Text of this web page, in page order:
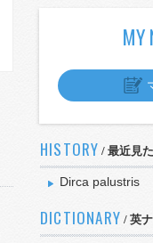
MY
HISTORY / 最近見
Dirca palustris
DICTIONARY / 英